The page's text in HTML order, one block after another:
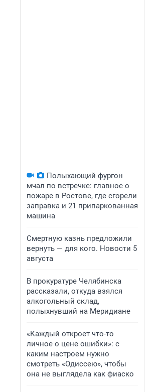
Полыхающий фургон
мчал по встречке: главное о
пожаре в Ростове, где сгорели
заправка и 21 припаркованная
машина
Смертную казнь предложили
вернуть — для кого. Новости 5
августа
В прокуратуре Челябинска
рассказали, откуда взялся
алкогольный склад,
полыхнувший на Меридиане
«Каждый откроет что-то
личное о цене ошибки»: с
каким настроем нужно
смотреть «Одиссею», чтобы
она не выглядела как фиаско